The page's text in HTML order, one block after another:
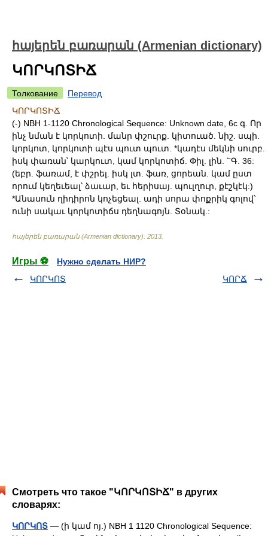
հայերեն բառարան (Armenian dictionary)
ԿՈՐԿՈՏԻՃ
Толкование
Перевод
ԿՈՐԿՈՏԻՃ
(-) NBH 1-1120 Chronological Sequence: Unknown date, 6c գ. Որ
ինչ նման է կորկոտի. մանր փշուրք. կիտուած. նիշ. սպի.
կորկոտ, կորկոտի պէս պուտ պուտ. *կադէս մեկնի սուրբ.
իսկ փառան՝ կարկուտ, կամ կորկոտիճ. Փիլ. լին. ՟Գ. 36:
(եբր. ֆառամ, է փշրել. իսկ լտ. ֆառ, ցորեան. կամ ըստ
որում կեղեւեալ՝ ձաւար, եւ հերիսայ. պուլղուր, քէշկէկ:)
*Անասուն ղիդիրոն կոչեցեալ. ադի սորա փոքրիկ գոլով՝
ունի սակաւ կորկոտիճս դեղնագոյն. Տօնակ.:
հայերեն բառարան (Armenian dictionary) 2013
Игры ⚽
Нужно сделать НИР?
ԿՈՐԿՈՏ
ԿՈՐՃ
Смотреть что такое "ԿՈՐԿՈՏԻՃ" в других
словарях:
ԿՈՐԿՈՏ — (ի կամ ոյ.) NBH 1 1120 Chronological Sequence: